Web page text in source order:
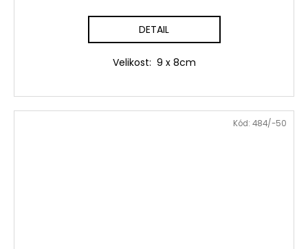
DETAIL
Velikost: 9 x 8cm
Kód: 484/-50